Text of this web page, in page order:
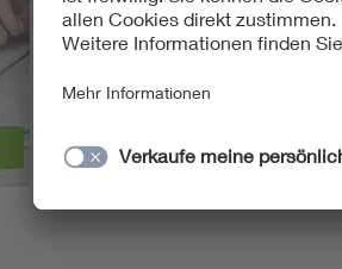
Arbeiten Sie in der Normung
Experte werden